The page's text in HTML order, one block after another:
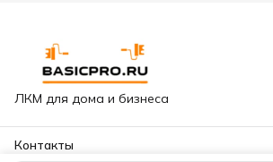
ЛКМ для дома и бизнеса
Контакты